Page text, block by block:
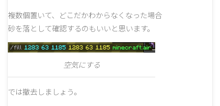
複数個置いて、どこだかわからなくなった場合
砂を落として確認するのもいいと思います。
空気にする
では撤去しましょう。